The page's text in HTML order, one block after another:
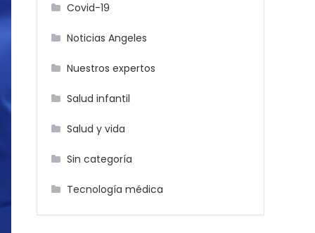
Covid-19
Noticias Angeles
Nuestros expertos
Salud infantil
Salud y vida
Sin categoría
Tecnología médica